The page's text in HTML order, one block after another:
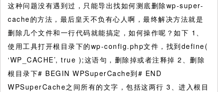
这种问题没有遇到过，只能导出找如何测底删除wp-super-
cache的方法，最后皇天不负有心人啊，最终解决方法就是
删除几个文件和一行代码就能搞定，如何操作呢？如下 1、
使用工具打开根目录下的wp-config.php文件，找到define(
‘WP_CACHE’, true );这语句，删除掉或者注释掉 2、删除
根目录下# BEGIN WPSuperCache到# END
WPSuperCache之间所有的文字，包括这两行 3、进入根目